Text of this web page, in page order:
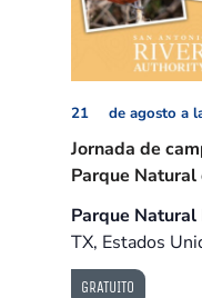
Jornada de
Parque
21 de agosto
Parque
TX, Estados
GRATUITO